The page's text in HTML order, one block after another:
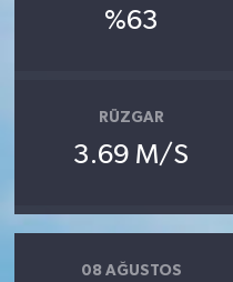
%63
RÜZGAR
3.69 M/S
08 AĞUSTOS